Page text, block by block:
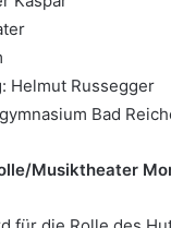
Helmut Russegger
Bad
Musiktheater